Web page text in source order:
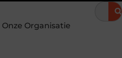
laten maken bijdraagt aan
Onze Organisatie